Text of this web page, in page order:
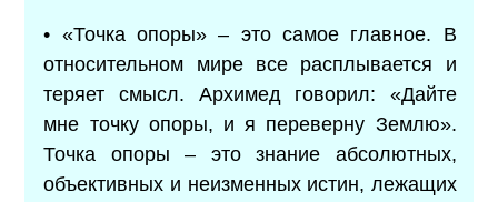
• «Точка опоры» – это самое главное. В
относительном мире все расплывается и
теряет смысл. Архимед говорил: «Дайте
мне точку опоры, и я переверну Землю».
Точка опоры – это знание абсолютных,
объективных и неизменных истин, лежащих